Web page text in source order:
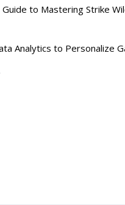
to Mastering Strike
Analytics to Personalize